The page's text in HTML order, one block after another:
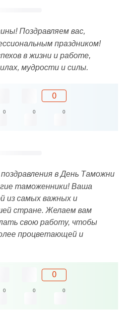
Поздравляем вас,
праздником!
в жизни и работе,
мудрости и силы.
0
0 0 0
в День Таможни
таможенники! Ваша
из самых важных и
стране. Желаем вам
свою работу, чтобы
процветающей и
0
0 0 0